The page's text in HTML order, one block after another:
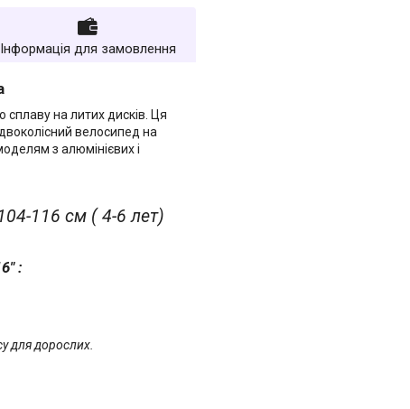
Інформація для замовлення
на литих дисків. Ця
велосипед на
з алюмінієвих і
116 см ( 4-6 лет)
:
для дорослих.